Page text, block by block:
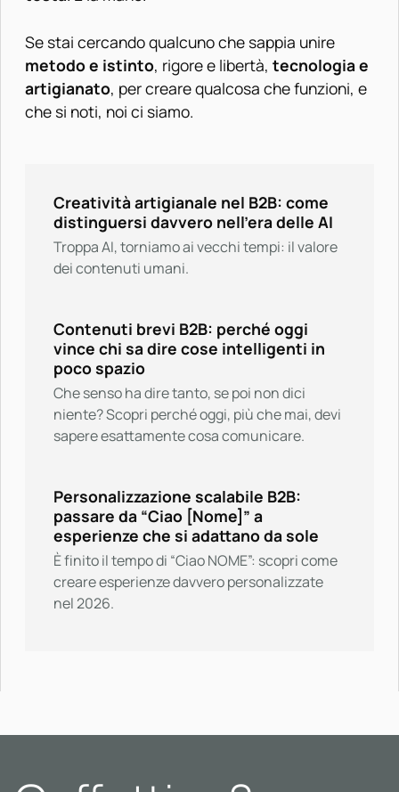
Se stai cercando qualcuno che sappia unire
metodo e istinto, rigore e libertà, tecnologia e
artigianato, per creare qualcosa che funzioni, e
che si noti, noi ci siamo.
Creatività artigianale nel B2B: come
distinguersi davvero nell’era delle AI
Troppa AI, torniamo ai vecchi tempi: il valore
dei contenuti umani.
Contenuti brevi B2B: perché oggi
vince chi sa dire cose intelligenti in
poco spazio
Che senso ha dire tanto, se poi non dici
niente? Scopri perché oggi, più che mai, devi
sapere esattamente cosa comunicare.
Personalizzazione scalabile B2B:
passare da “Ciao [Nome]” a
esperienze che si adattano da sole
È finito il tempo di “Ciao NOME”: scopri come
creare esperienze davvero personalizzate
nel 2026.